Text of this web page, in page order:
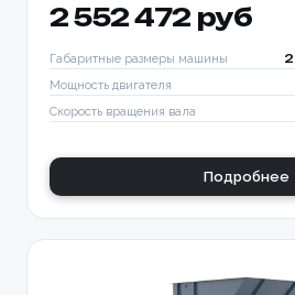
2 552 472 руб
Габаритные размеры машины
Мощность двигателя
Скорость вращения вала
Подробнее